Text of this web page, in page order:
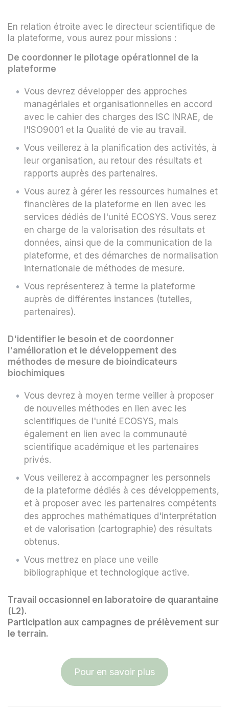
En relation étroite avec le directeur scientifique de
la plateforme, vous aurez pour missions :
De coordonner le pilotage opérationnel de la
plateforme
Vous devrez développer des approches
managériales et organisationnelles en accord
avec le cahier des charges des ISC INRAE, de
l'ISO9001 et la Qualité de vie au travail.
Vous veillerez à la planification des activités, à
leur organisation, au retour des résultats et
rapports auprès des partenaires.
Vous aurez à gérer les ressources humaines et
financières de la plateforme en lien avec les
services dédiés de l'unité ECOSYS. Vous serez
en charge de la valorisation des résultats et
données, ainsi que de la communication de la
plateforme, et des démarches de normalisation
internationale de méthodes de mesure.
Vous représenterez à terme la plateforme
auprès de différentes instances (tutelles,
partenaires).
D'identifier le besoin et de coordonner
l'amélioration et le développement des
méthodes de mesure de bioindicateurs
biochimiques
Vous devrez à moyen terme veiller à proposer
de nouvelles méthodes en lien avec les
scientifiques de l'unité ECOSYS, mais
également en lien avec la communauté
scientifique académique et les partenaires
privés.
Vous veillerez à accompagner les personnels
de la plateforme dédiés à ces développements,
et à proposer avec les partenaires compétents
des approches mathématiques d'interprétation
et de valorisation (cartographie) des résultats
obtenus.
Vous mettrez en place une veille
bibliographique et technologique active.
Travail occasionnel en laboratoire de quarantaine
(L2).
Participation aux campagnes de prélèvement sur
le terrain.
Pour en savoir plus